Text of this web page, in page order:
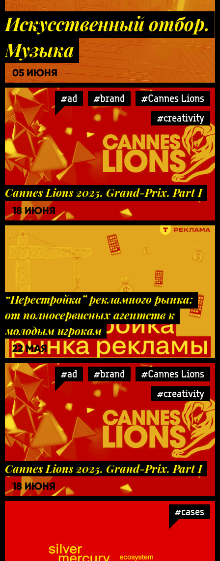
Искусственный отбор.
Музыка
05 ИЮНЯ
#ad #brand
#Cannes Lions
#creativity
Cannes Lions 2025. Grand-Prix. Part I
18 ИЮНЯ
“Перестройка” рекламного рынка:
от полносервисных агентств к
молодым игрокам
22 МАЯ
#ad #brand
#Cannes Lions
#creativity
Cannes Lions 2025. Grand-Prix. Part I
18 ИЮНЯ
#cases